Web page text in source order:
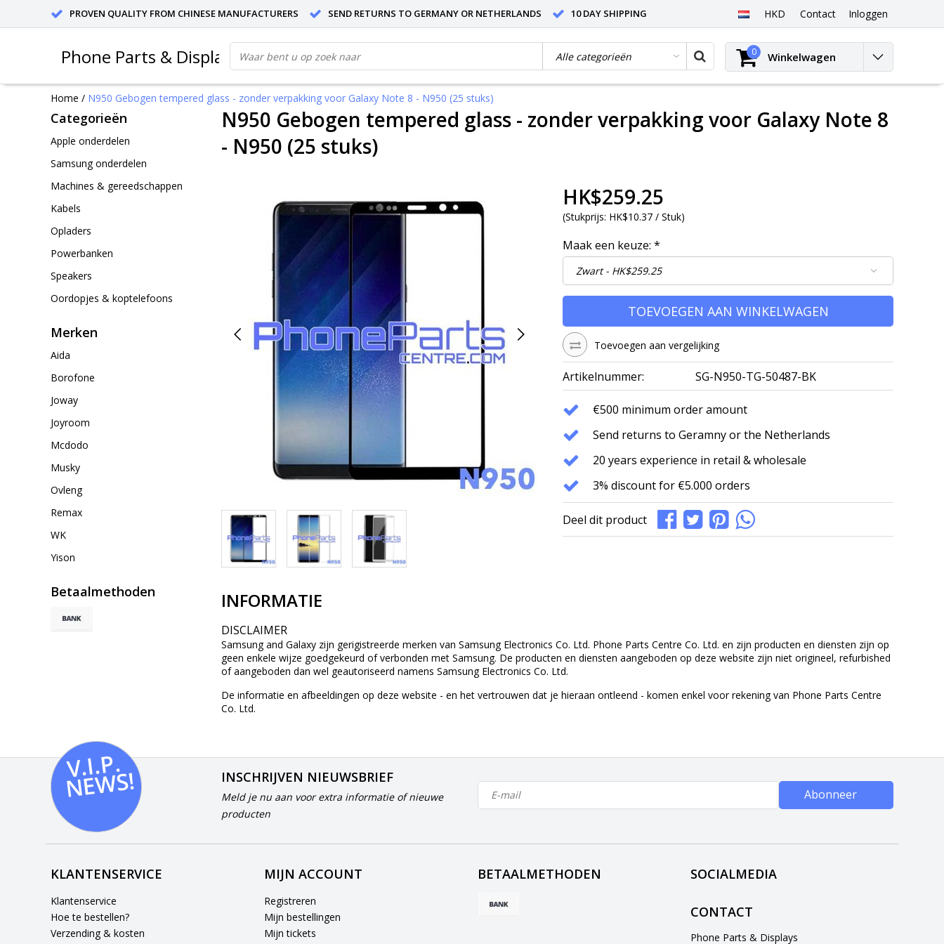
PROVEN QUALITY FROM CHINESE MANUFACTURERS SEND RETURNS TO GERMANY OR NETHERLANDS 10 DAY SHIPPING HKD Contact Inloggen
Phone Parts & Displays 0 Winkelwagen
Home / N950 Gebogen tempered glass - zonder verpakking voor Galaxy Note 8 - N950 (25 stuks)
Categorieën
Apple onderdelen
Samsung onderdelen
Machines & gereedschappen
Kabels
Opladers
Powerbanken
Speakers
Oordopjes & koptelefoons
Merken
Aida
Borofone
Joway
Joyroom
Mcdodo
Musky
Ovleng
Remax
WK
Yison
Betaalmethoden
N950 Gebogen tempered glass - zonder verpakking voor Galaxy Note 8
- N950 (25 stuks)
HK$259.25
(Stukprijs: HK$10.37 / Stuk)
Maak een keuze: *
TOEVOEGEN AAN WINKELWAGEN
Toevoegen aan vergelijking
Artikelnummer: SG-N950-TG-50487-BK
€500 minimum order amount
Send returns to Geramny or the Netherlands
20 years experience in retail & wholesale
3% discount for €5.000 orders
Deel dit product
INFORMATIE
DISCLAIMER
Samsung and Galaxy zijn gerigistreerde merken van Samsung Electronics Co. Ltd. Phone Parts Centre Co. Ltd. en zijn producten en diensten zijn op
geen enkele wijze goedgekeurd of verbonden met Samsung. De producten en diensten aangeboden op deze website zijn niet origineel, refurbished
of aangeboden dan wel geautoriseerd namens Samsung Electronics Co. Ltd.
De informatie en afbeeldingen op deze website - en het vertrouwen dat je hieraan ontleend - komen enkel voor rekening van Phone Parts Centre
Co. Ltd.
V.I.
P.
N
E
W
S! INSCHRIJVEN NIEUWSBRIEF
Meld je nu aan voor extra informatie of nieuwe
producten
Abonneer
KLANTENSERVICE
Klantenservice
Hoe te bestellen?
Verzending & kosten
MIJN ACCOUNT
Registreren
Mijn bestellingen
Mijn tickets
BETAALMETHODEN SOCIALMEDIA
CONTACT
Phone Parts & Displays